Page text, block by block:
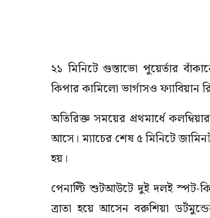
২১ মিনিটে গুস্তাভো পুয়ের্তার
কিপার কামিলো ভার্গাসও ফ্যাবিয়ান
অতিরিক্ত সময়ের প্রথমার্ধে
আসে। ম্যাচের শেষ ৫ মিনিটে
হয়।
পেনাল্টি শুটআউটে দুই দলই স্পট-
ত্রাতা হয়ে আসেন বরুশিয়া